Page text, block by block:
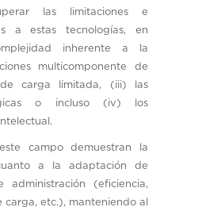
las limitaciones e
a estas tecnologías, en
inherente a la
multicomponente de
carga limitada, (iii) las
o incluso (iv) los
campo demuestran la
a la adaptación de
administración (eficiencia,
etc.), manteniendo al